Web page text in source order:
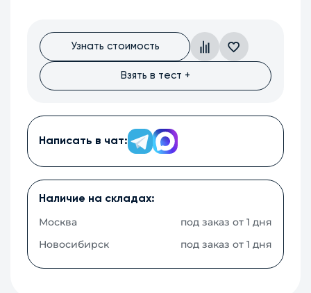
Узнать стоимость
Взять в тест +
Написать в чат:
Наличие на складах:
Москва
под заказ от 1 дня
Новосибирск
под заказ от 1 дня